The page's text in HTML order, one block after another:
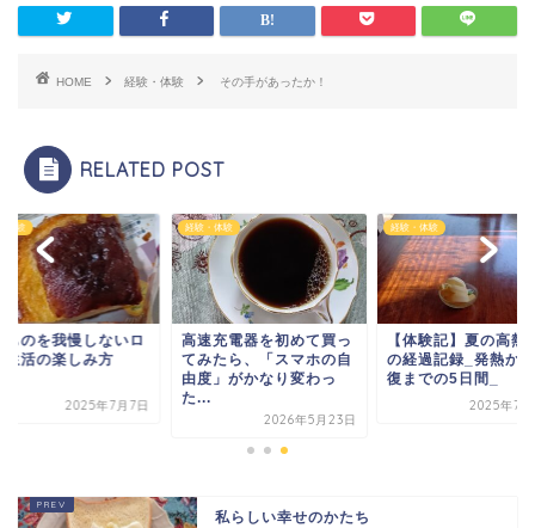
HOME 経験・体験 その手があったか！
RELATED POST
体験
ものを我慢しないロ
生活の楽しみ方
2025年7月7日
経験・体験
高速充電器を初めて買っ
てみたら、「スマホの自
由度」がかなり変わっ
た...
2026年5月23日
経験・体験
【体験記】夏の高熱
の経過記録_発熱か
復までの5日間_
2025年7
私らしい幸せのかたち